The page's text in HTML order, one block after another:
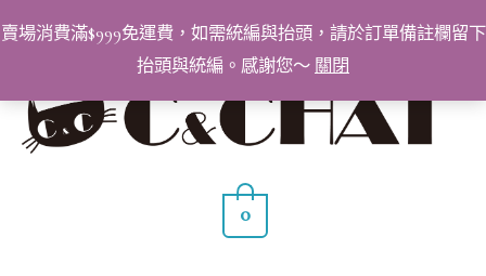
賣場消費滿$999免運費，如需統編與抬頭，請於訂單備註欄留下
抬頭與統編。感謝您～ 關閉
至
要
選
0